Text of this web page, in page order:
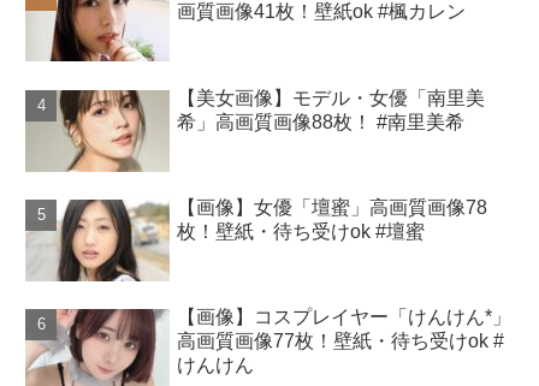
画質画像41枚！壁紙ok #楓カレン
【美女画像】モデル・女優「南里美
希」高画質画像88枚！ #南里美希
【画像】女優「壇蜜」高画質画像78
枚！壁紙・待ち受けok #壇蜜
【画像】コスプレイヤー「けんけん*」
高画質画像77枚！壁紙・待ち受けok #
けんけん